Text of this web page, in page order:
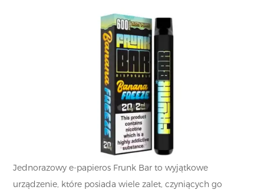
Jednorazowy e-papieros Frunk Bar to wyjątkowe
urządzenie, które posiada wiele zalet, czyniących go